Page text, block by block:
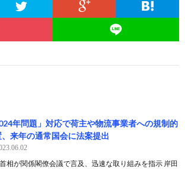
年問題」対応で荷主や物流事業者への規制的
来年の通常国会に法案提出
相が関係閣僚会議で言及、迅速な取り組みを指示 岸田